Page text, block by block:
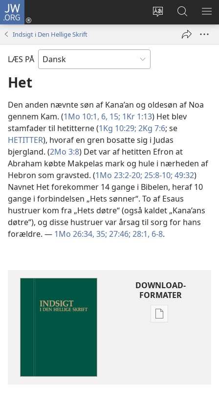
JW.ORG
Vælg
Log
på
vindue)
Søg
på
JW.ORG
VIS
Indsigt i Den Hellige Skrift
LÆS PÅ
Het
Den anden nævnte søn af Kana’an og oldesøn af Noa
gennem Kam. (1Mo 10:1, 6, 15; 1Kr 1:13) Het blev
stamfader til hetitterne (1Kg 10:29; 2Kg 7:6; se
HETITTER), hvoraf en gren bosatte sig i Judas
bjergland. (2Mo 3:8) Det var af hetitten Efron at
Abraham købte Makpelas mark og hule i nærheden af
Hebron som gravsted. (1Mo 23:2-20; 25:8-10; 49:32)
Navnet Het forekommer 14 gange i Bibelen, heraf 10
gange i forbindelsen „Hets sønner“. To af Esaus
hustruer kom fra „Hets døtre“ (også kaldet „Kana’ans
døtre“), og disse hustruer var årsag til sorg for hans
forældre. — 1Mo 26:34, 35; 27:46; 28:1, 6-8.
DOWNLOAD-
FORMATER
Indstillinger